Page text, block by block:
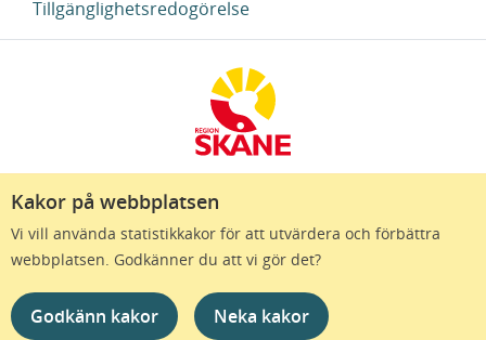
Kakor på webbplatsen
Vi vill använda statistikkakor för att utvärdera och förbättra
webbplatsen. Godkänner du att vi gör det?
Godkänn kakor Neka kakor
Tillgänglighetsredogörelse
Region Skåne finns till för att alla som bor i Skåne
ska må bra och känna framtidstro. Genom
gränslösa samarbeten och omtanke skapas de
bästa förutsättningar för ett hälsosamt liv – inom
näringsliv, kollektivtrafik, kultur och hälso- och